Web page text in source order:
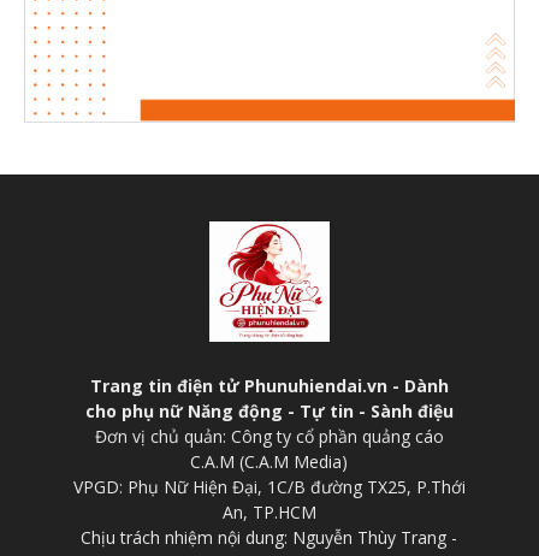
Trang tin điện tử Phunuhiendai.vn - Dành
cho phụ nữ Năng động - Tự tin - Sành điệu
Đơn vị chủ quản: Công ty cổ phần quảng cáo
C.A.M (C.A.M Media)
VPGD: Phụ Nữ Hiện Đại, 1C/B đường TX25, P.Thới
An, TP.HCM
Chịu trách nhiệm nội dung: Nguyễn Thùy Trang -